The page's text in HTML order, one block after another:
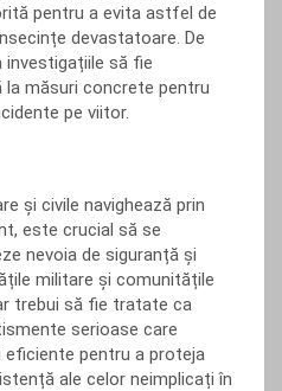
pentru a evita astfel de
devastatoare. De
investigațiile să fie
măsuri concrete pentru
pe viitor.
și civile navighează prin
este crucial să se
nevoia de siguranță și
militare și comunitățile
trebui să fie tratate ca
serioase care
pentru a proteja
ale celor neimplicați în